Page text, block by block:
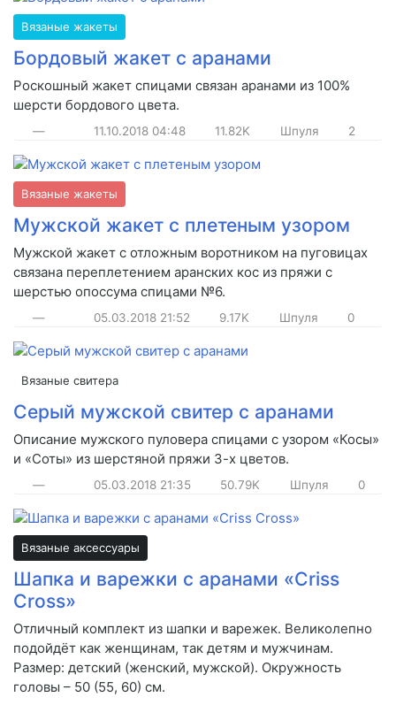
Вязаные жакеты
Бордовый жакет с аранами
Роскошный жакет спицами связан аранами из 100%
шерсти бордового цвета.
— 11.10.2018 04:48 11.82K Шпуля 2
Вязаные жакеты
Мужской жакет с плетеным узором
Мужской жакет с отложным воротником на пуговицах
связана переплетением аранских кос из пряжи с
шерстью опоссума спицами №6.
— 05.03.2018 21:52 9.17K Шпуля 0
Вязаные свитера
Серый мужской свитер с аранами
Описание мужского пуловера спицами с узором «Косы»
и «Соты» из шерстяной пряжи 3-х цветов.
— 05.03.2018 21:35 50.79K Шпуля 0
Вязаные аксессуары
Шапка и варежки с аранами «Criss
Cross»
Отличный комплект из шапки и варежек. Великолепно
подойдёт как женщинам, так детям и мужчинам.
Размер: детский (женский, мужской). Окружность
головы – 50 (55, 60) см.